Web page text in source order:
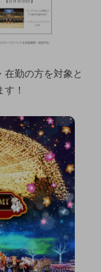
勤の方を対象と
！